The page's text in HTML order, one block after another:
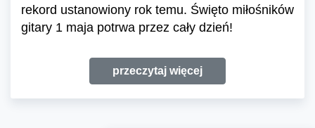
rekord ustanowiony rok temu. Święto miłośników
gitary 1 maja potrwa przez cały dzień!
przeczytaj więcej